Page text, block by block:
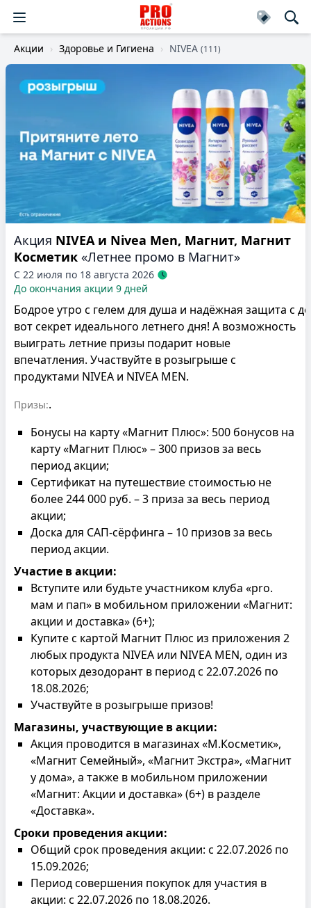
Акции Здоровье и Гигиена NIVEA (111)
Акция NIVEA и Nivea Men, Магнит, Магнит
Косметик «Летнее промо в Магнит»
С 22 июля по 18 августа 2026
До окончания акции 9 дней
Бодрое утро с гелем для душа и надёжная защита с
вот секрет идеального летнего дня! А возможность
выиграть летние призы подарит новые
впечатления. Участвуйте в розыгрыше с
продуктами NIVEA и NIVEA MEN.
Призы:.
Бонусы на карту «Магнит Плюс»: 500 бонусов на
карту «Магнит Плюс» – 300 призов за весь
период акции;
Сертификат на путешествие стоимостью не
более 244 000 руб. – 3 приза за весь период
акции;
Доска для САП-сёрфинга – 10 призов за весь
период акции.
Участие в акции:
Вступите или будьте участником клуба «pro.
мам и пап» в мобильном приложении «Магнит:
акции и доставка» (6+);
Купите с картой Магнит Плюс из приложения 2
любых продукта NIVEA или NIVEA MEN, один из
которых дезодорант в период с 22.07.2026 по
18.08.2026;
Участвуйте в розыгрыше призов!
Магазины, участвующие в акции:
Акция проводится в магазинах «М.Косметик»,
«Магнит Семейный», «Магнит Экстра», «Магнит
у дома», а также в мобильном приложении
«Магнит: Акции и доставка» (6+) в разделе
«Доставка».
Сроки проведения акции:
Общий срок проведения акции: с 22.07.2026 по
15.09.2026;
Период совершения покупок для участия в
акции: с 22.07.2026 по 18.08.2026.